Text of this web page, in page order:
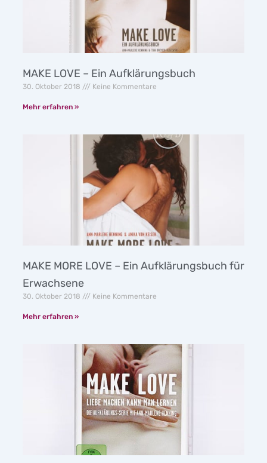
MAKE LOVE – Ein Aufklärungsbuch
30. Oktober 2018 Keine Kommentare
Mehr erfahren »
MAKE MORE LOVE – Ein Aufklärungsbuch für
Erwachsene
30. Oktober 2018 Keine Kommentare
Mehr erfahren »